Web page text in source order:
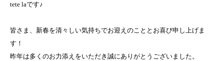
tete laです♪
皆さま、新春を清々しい気持ちでお迎えのこととお喜び申し上げま
す！
昨年は多くのお力添えをいただき誠にありがとうございました。